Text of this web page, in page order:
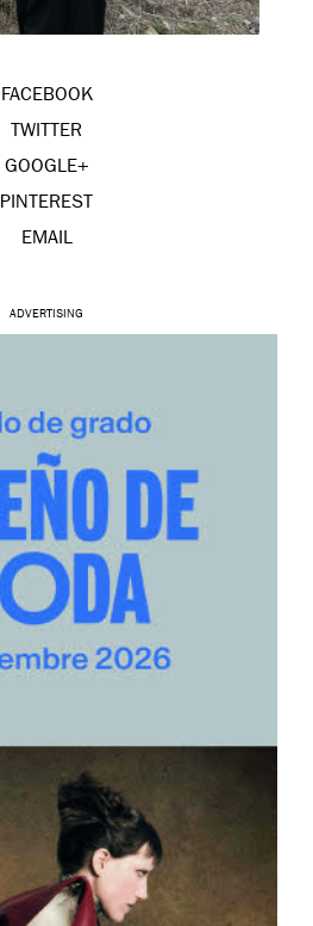
FACEBOOK
TWITTER
GOOGLE+
PINTEREST
EMAIL
ADVERTISING